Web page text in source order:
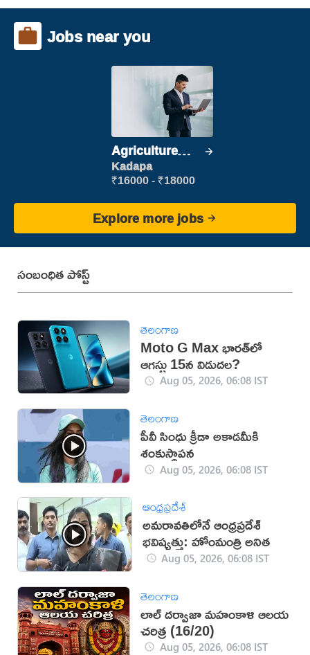
Jobs near you
Agriculture
Labour
Kadapa
₹16000 - ₹18000
Explore more jobs
సంబంధిత పోస్ట్
తెలంగాణ
Moto G Max భారత్‌లో
ఆగస్టు 15న విడుదల?
Aug 05, 2026, 06:08 IST
తెలంగాణ
పీవీ సింధు క్రీడా అకాడమీకి
శంకుస్థాపన
Aug 05, 2026, 06:08 IST
ఆంధ్రప్రదేశ్
అమరావతిలోనే ఆంధ్రప్రదేశ్
భవిష్యత్తు: హోంమంత్రి అనిత
Aug 05, 2026, 06:08 IST
తెలంగాణ
లాల్ దర్వాజా మహంకాళి ఆలయ
చరిత్ర (16/20)
Aug 05, 2026, 06:08 IST